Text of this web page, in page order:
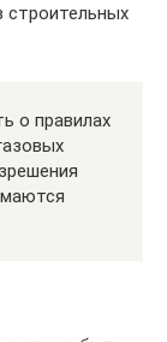
строительных
о правилах